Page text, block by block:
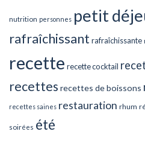
nutrition personnes petit
rafraîchissant rafraîchissante
recette recette cocktail
recettes recettes de boissons
recettes saines restauration rhum
soirées été